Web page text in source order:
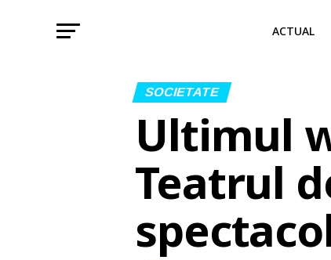
ACTUAL
SOCIETATE
Ultimul
Teatrul